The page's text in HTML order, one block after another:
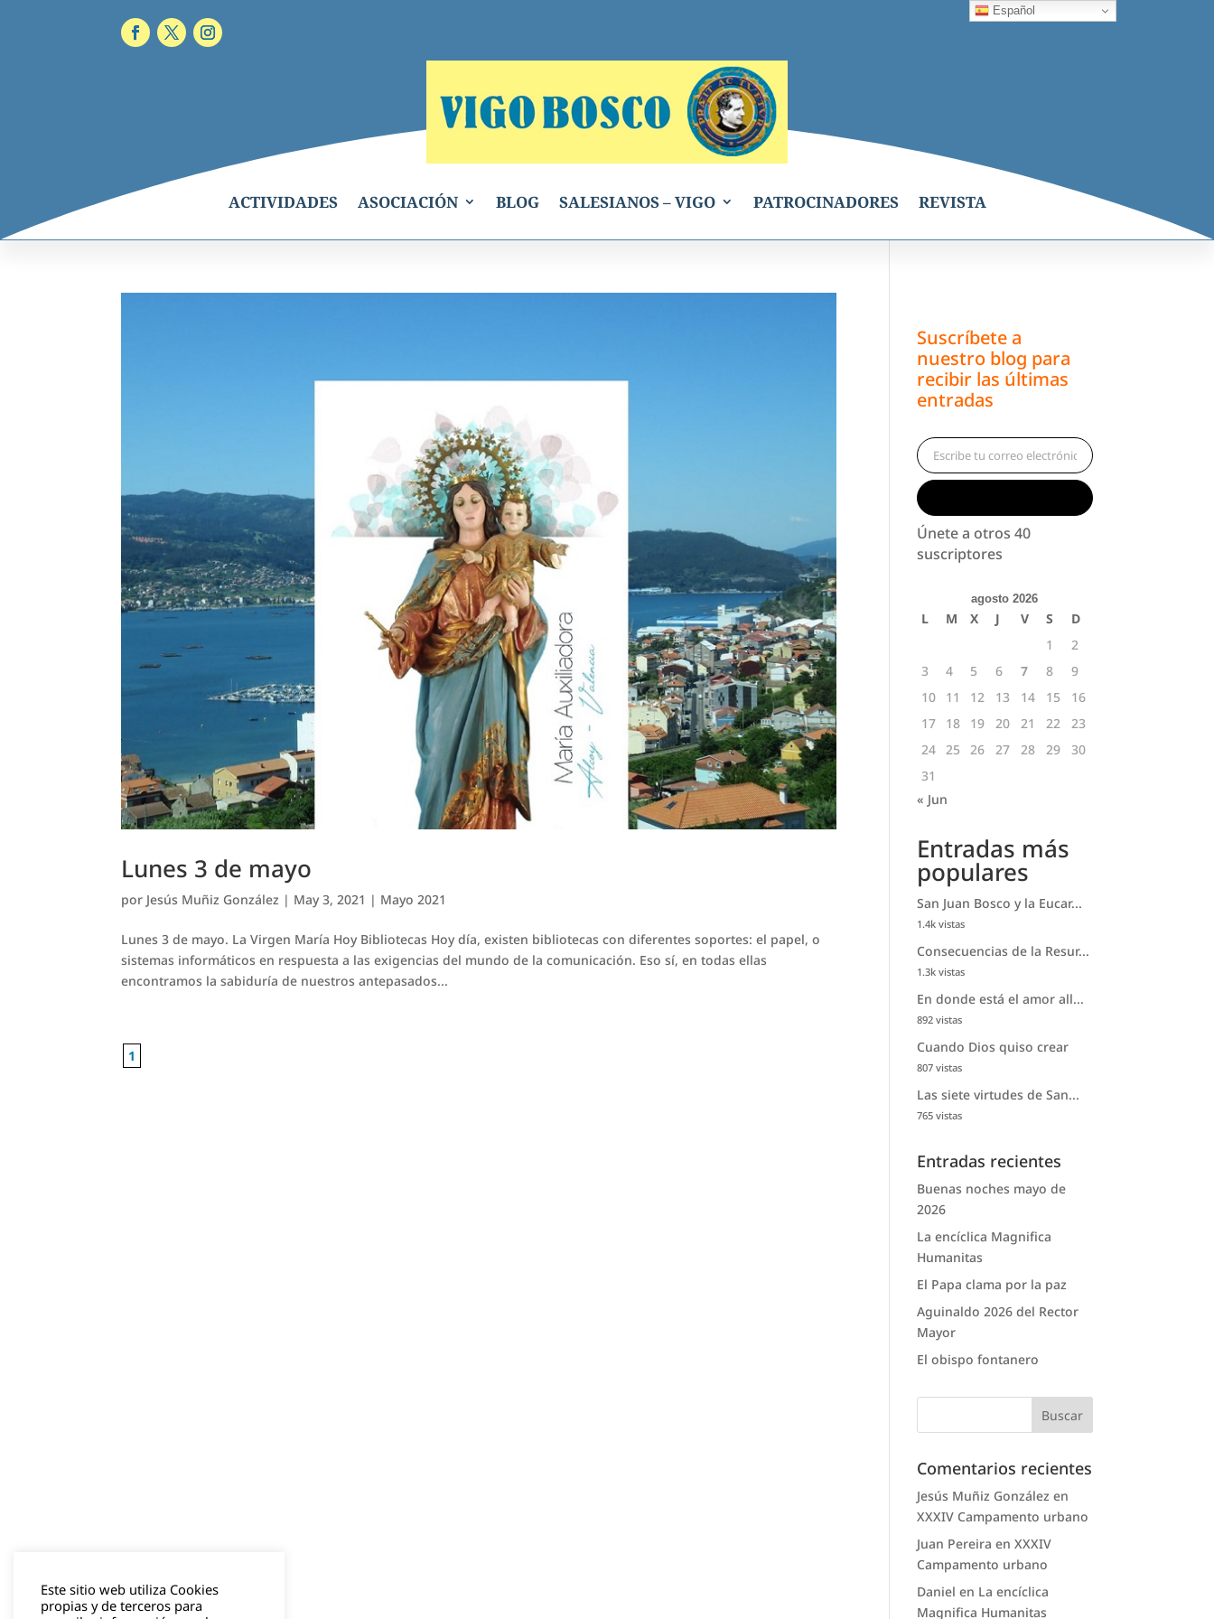
ACTIVIDADES ASOCIACIÓN BLOG SALESIANOS – VIGO PATROCINADORES REVISTA
Lunes 3 de mayo
por Jesús Muñiz González | May 3, 2021 | Mayo 2021
Lunes 3 de mayo. La Virgen María Hoy Bibliotecas Hoy día, existen bibliotecas con diferentes soportes: el papel, o
sistemas informáticos en respuesta a las exigencias del mundo de la comunicación. Eso sí, en todas ellas
encontramos la sabiduría de nuestros antepasados...
1
Suscríbete a
nuestro blog para
recibir las últimas
entradas
Escribe tu correo electrónico…
Únete a otros 40
suscriptores
agosto 2026
L M X J V S
D
1
2
3
4 5 6 7 8
9
10
11 12 13 14 15
16
17
18 19 20 21 22
23
24 25 26 27 28 29
30
31
« Jun
Entradas más
populares
San Juan Bosco y la Eucar...
1.4k vistas
Consecuencias de la Resur...
1.3k vistas
En donde está el amor all...
892 vistas
Cuando Dios quiso crear
807 vistas
Las siete virtudes de San...
765 vistas
Entradas recientes
Buenas noches mayo de
2026
La encíclica Magnifica
Humanitas
El Papa clama por la paz
Aguinaldo 2026 del Rector
Mayor
El obispo fontanero
Comentarios recientes
Jesús Muñiz González en
XXXIV Campamento urbano
Juan Pereira enXXXIV
Campamento urbano
Daniel en La encíclica
Magnifica Humanitas
Este sitio web utiliza Cookies
propias y de terceros para
Español